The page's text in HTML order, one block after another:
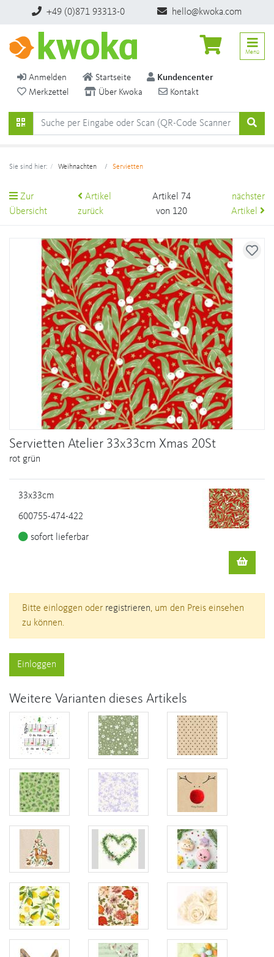
+49 (0)871 93313-0 hello@kwoka.com
Anmelden Startseite
Kundencenter
Merkzettel
Über Kwoka Kontakt
Menü
Sie sind hier: Weihnachten Servietten
Zur
Übersicht
Artikel
zurück
Artikel 74
von 120
nächster
Artikel
Servietten Atelier 33x33cm Xmas 20St
rot grün
33x33cm
600755-474-422
sofort lieferbar
Bitte einloggen oder registrieren, um den Preis einsehen
zu können.
Einloggen
Weitere Varianten dieses Artikels